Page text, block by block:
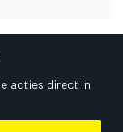
acties direct in